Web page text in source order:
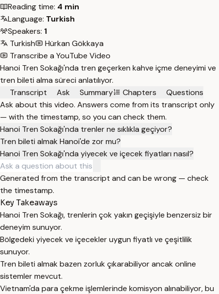
Reading time: 4 min
Language: Turkish
Speakers: 1
Turkish
Hürkan Gökkaya
Transcribe a YouTube Video
Hanoi Tren Sokağı'nda tren geçerken kahve içme deneyimi ve
tren bileti alma süreci anlatılıyor.
Transcript
Ask Summary Chapters
Questions
Ask about this video. Answers come from its transcript only
— with the timestamp, so you can check them.
Hanoi Tren Sokağı'nda trenler ne sıklıkla geçiyor?
Tren bileti almak Hanoi'de zor mu?
Hanoi Tren Sokağı'nda yiyecek ve içecek fiyatları nasıl?
Generated from the transcript and can be wrong — check
the timestamp.
Key Takeaways
Hanoi Tren Sokağı, trenlerin çok yakın geçişiyle benzersiz bir
deneyim sunuyor.
Bölgedeki yiyecek ve içecekler uygun fiyatlı ve çeşitlilik
sunuyor.
Tren bileti almak bazen zorluk çıkarabiliyor ancak online
sistemler mevcut.
Vietnam'da para çekme işlemlerinde komisyon alınabiliyor, bu